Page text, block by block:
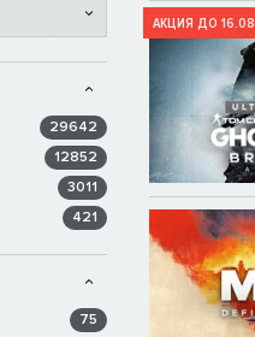
29642
12852
3011
421
75
АКЦИЯ ДО 16.08